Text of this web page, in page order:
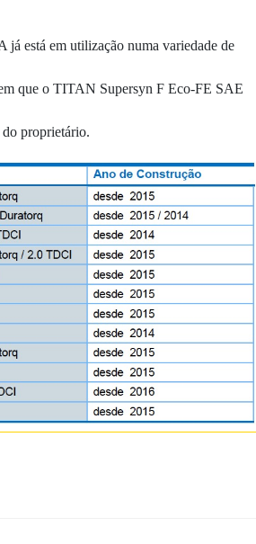
está em utilização numa variedade de
que o TITAN Supersyn F Eco-FE SAE
proprietário.